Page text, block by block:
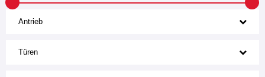
Antrieb
Türen